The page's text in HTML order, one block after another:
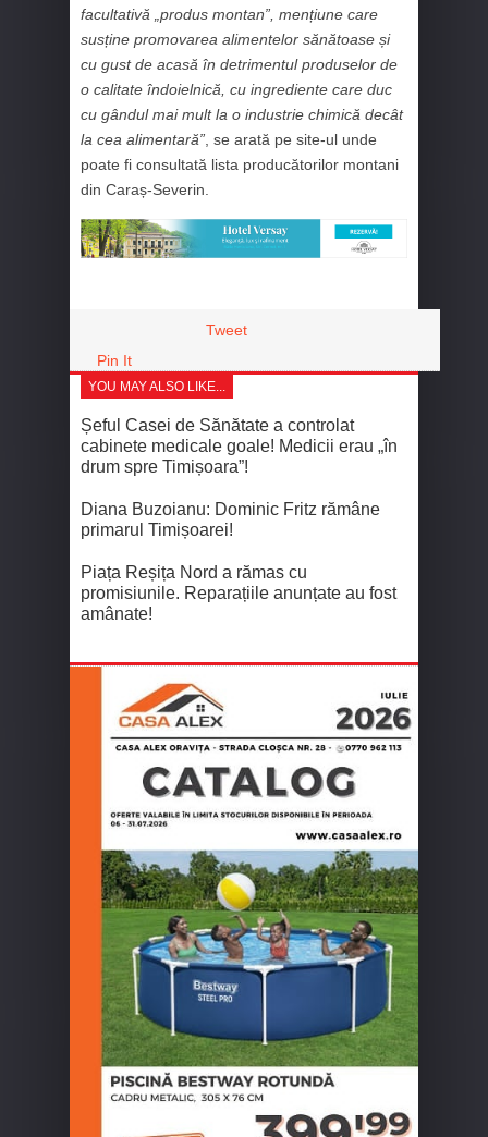
facultativă „produs montan”, mențiune care
susține promovarea alimentelor sănătoase și
cu gust de acasă în detrimentul produselor de
o calitate îndoielnică, cu ingrediente care duc
cu gândul mai mult la o industrie chimică decât
la cea alimentară” , se arată pe site-ul unde
poate fi consultată lista producătorilor montani
din Caraș-Severin.
Tweet
Pin It
YOU MAY ALSO LIKE...
Șeful Casei de Sănătate a controlat
cabinete medicale goale! Medicii erau „în
drum spre Timișoara”!
Diana Buzoianu: Dominic Fritz rămâne
primarul Timișoarei!
Piața Reșița Nord a rămas cu
promisiunile. Reparațiile anunțate au fost
amânate!